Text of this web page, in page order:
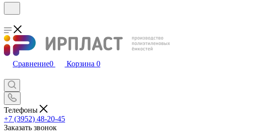
Сравнение0 Корзина 0
Телефоны
+7 (3952) 48-20-45
Заказать звонок